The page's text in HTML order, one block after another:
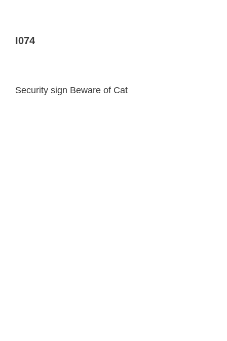
I074
Security sign Beware of Cat